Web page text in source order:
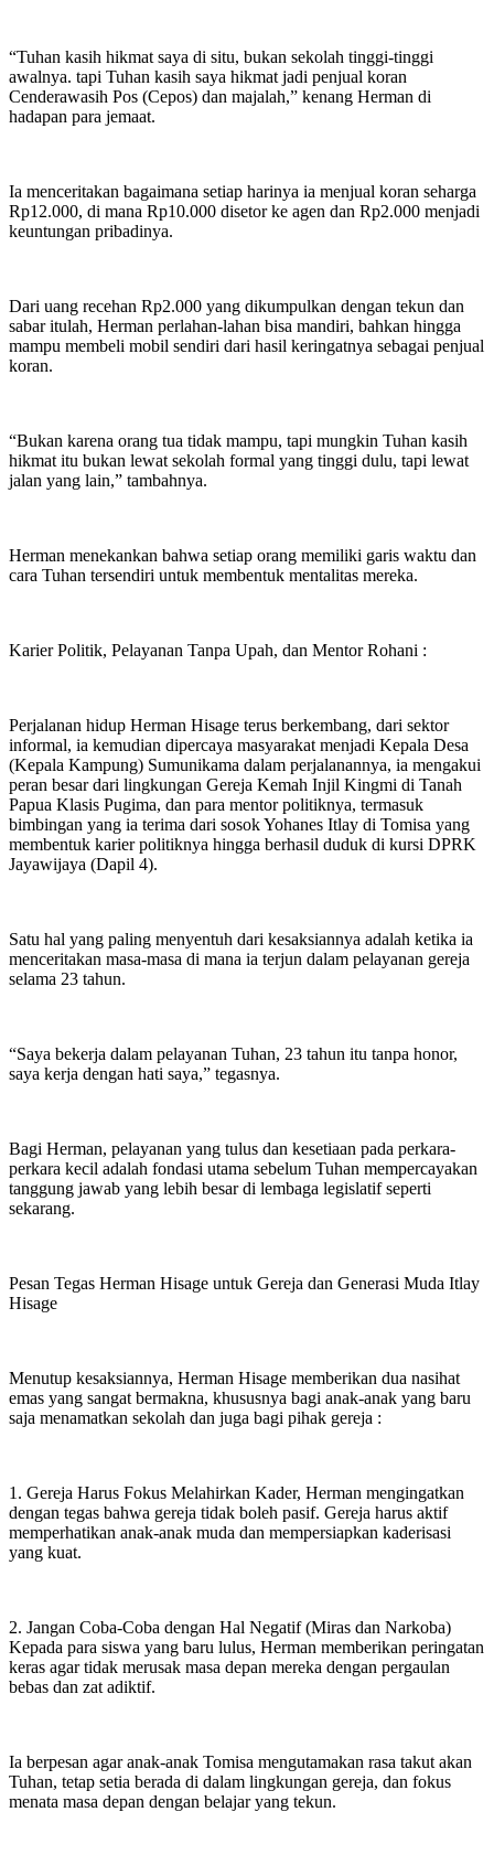
“Tuhan kasih hikmat saya di situ, bukan sekolah tinggi-tinggi
awalnya. tapi Tuhan kasih saya hikmat jadi penjual koran
Cenderawasih Pos (Cepos) dan majalah,” kenang Herman di
hadapan para jemaat.
Ia menceritakan bagaimana setiap harinya ia menjual koran seharga
Rp12.000, di mana Rp10.000 disetor ke agen dan Rp2.000 menjadi
keuntungan pribadinya.
Dari uang recehan Rp2.000 yang dikumpulkan dengan tekun dan
sabar itulah, Herman perlahan-lahan bisa mandiri, bahkan hingga
mampu membeli mobil sendiri dari hasil keringatnya sebagai penjual
koran.
“Bukan karena orang tua tidak mampu, tapi mungkin Tuhan kasih
hikmat itu bukan lewat sekolah formal yang tinggi dulu, tapi lewat
jalan yang lain,” tambahnya.
Herman menekankan bahwa setiap orang memiliki garis waktu dan
cara Tuhan tersendiri untuk membentuk mentalitas mereka.
Karier Politik, Pelayanan Tanpa Upah, dan Mentor Rohani :
Perjalanan hidup Herman Hisage terus berkembang, dari sektor
informal, ia kemudian dipercaya masyarakat menjadi Kepala Desa
(Kepala Kampung) Sumunikama dalam perjalanannya, ia mengakui
peran besar dari lingkungan Gereja Kemah Injil Kingmi di Tanah
Papua Klasis Pugima, dan para mentor politiknya, termasuk
bimbingan yang ia terima dari sosok Yohanes Itlay di Tomisa yang
membentuk karier politiknya hingga berhasil duduk di kursi DPRK
Jayawijaya (Dapil 4).
Satu hal yang paling menyentuh dari kesaksiannya adalah ketika ia
menceritakan masa-masa di mana ia terjun dalam pelayanan gereja
selama 23 tahun.
“Saya bekerja dalam pelayanan Tuhan, 23 tahun itu tanpa honor,
saya kerja dengan hati saya,” tegasnya.
Bagi Herman, pelayanan yang tulus dan kesetiaan pada perkara-
perkara kecil adalah fondasi utama sebelum Tuhan mempercayakan
tanggung jawab yang lebih besar di lembaga legislatif seperti
sekarang.
Pesan Tegas Herman Hisage untuk Gereja dan Generasi Muda Itlay
Hisage
Menutup kesaksiannya, Herman Hisage memberikan dua nasihat
emas yang sangat bermakna, khususnya bagi anak-anak yang baru
saja menamatkan sekolah dan juga bagi pihak gereja :
1. Gereja Harus Fokus Melahirkan Kader, Herman mengingatkan
dengan tegas bahwa gereja tidak boleh pasif. Gereja harus aktif
memperhatikan anak-anak muda dan mempersiapkan kaderisasi
yang kuat.
2. Jangan Coba-Coba dengan Hal Negatif (Miras dan Narkoba)
Kepada para siswa yang baru lulus, Herman memberikan peringatan
keras agar tidak merusak masa depan mereka dengan pergaulan
bebas dan zat adiktif.
Ia berpesan agar anak-anak Tomisa mengutamakan rasa takut akan
Tuhan, tetap setia berada di dalam lingkungan gereja, dan fokus
menata masa depan dengan belajar yang tekun.